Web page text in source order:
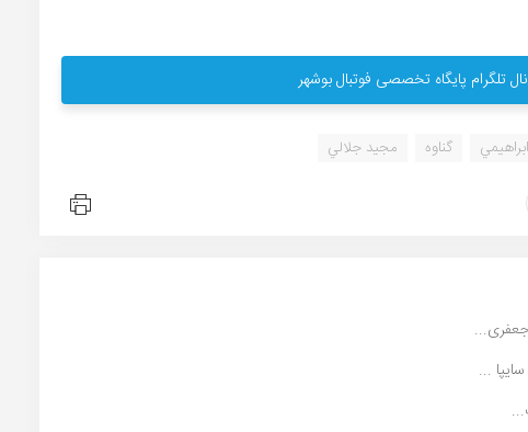
تلگرام پایگاه تخصصی فوتبال بوشهر
گناوه مجيد جلالي